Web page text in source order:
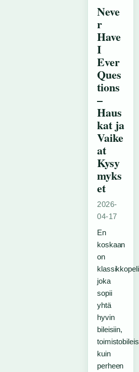
Neve
r
Have
I
Ever
Ques
tions
–
Haus
kat ja
Vaike
at
Kysy
myks
et
2026-
04-17
En
koskaan
on
joka
sopii
yhtä
hyvin
bileisiin,
kuin
perheen